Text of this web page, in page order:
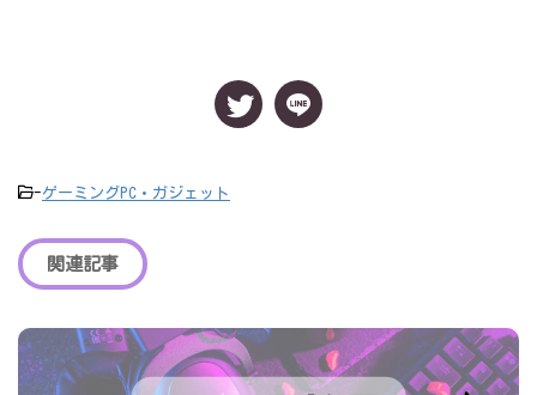
-ゲーミングPC・ガジェット
関連記事